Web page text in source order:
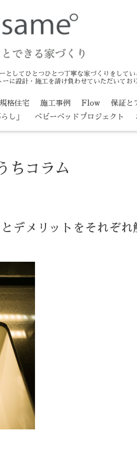
としてひとつひとつ丁寧な家づくりをして
に設計・施工を請け負わせていただいてお
格住宅 施工事例 Flow
保証と
し」 ベビーベッドプロジェクト
ちコラム
デメリットをそれぞれ